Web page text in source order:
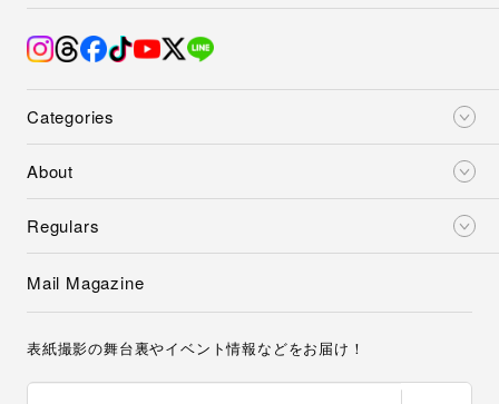
Categories
About
Regulars
Mail Magazine
表紙撮影の舞台裏やイベント情報などをお届け！